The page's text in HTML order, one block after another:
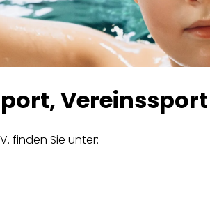
Vereinssport
finden Sie unter: